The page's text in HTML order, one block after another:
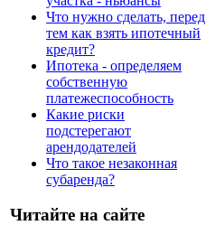
Что нужно сделать, перед
тем как взять ипотечный
кредит?
Ипотека - определяем
собственную
платежеспособность
Какие риски
подстерегают
арендодателей
Что такое незаконная
субаренда?
Читайте на сайте